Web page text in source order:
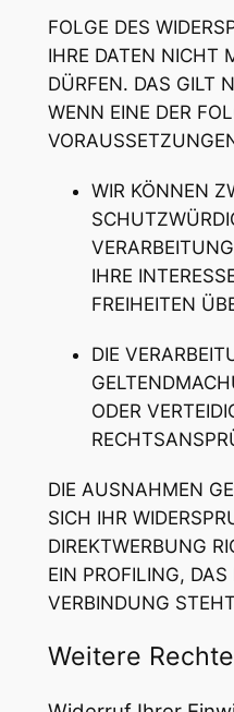
FOLGE DES
IHRE DATEN NICHT
DÜRFEN. DAS GILT
WENN EINE DER
WIR KÖNNEN
IHRE
FREIHEITEN
DIE
ODER
DIE AUSNAHMEN
SICH IHR
DIREKTWERBUNG
EIN PROFILING, DAS
VERBINDUNG
Weitere Rechte